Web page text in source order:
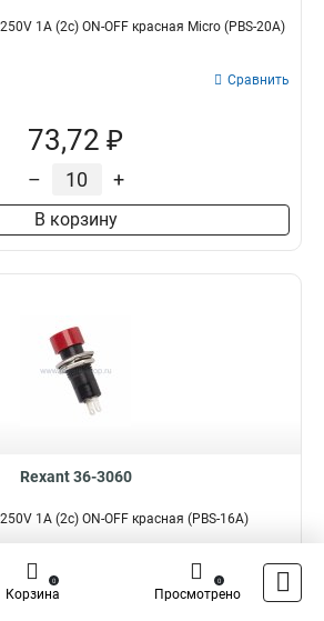
1А (2с) ON-OFF красная Micro (PBS-20А)
Сравнить
73,72 ₽
– +
В корзину
Rexant 36-3060
1А (2с) ON-OFF красная (PBS-16А)
Сравнить
Корзина
0
Просмотрено
0